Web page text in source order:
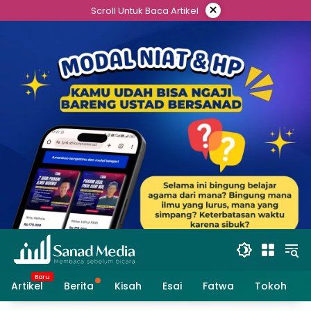
to
Scroll Untuk Baca Artikel ×
Artikel Berita Kisah Esai Fatwa Tokoh